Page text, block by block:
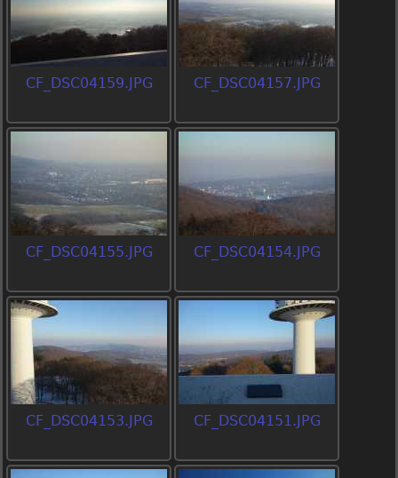
CF_DSC04159.JPG CF_DSC04157.JPG
CF_DSC04155.JPG CF_DSC04154.JPG
CF_DSC04153.JPG CF_DSC04151.JPG